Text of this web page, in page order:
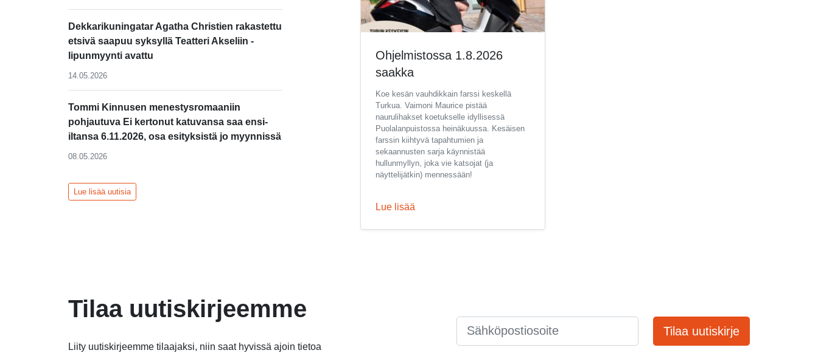
Dekkarikuningatar Agatha Christien rakastettu
etsivä saapuu syksyllä Teatteri Akseliin -
lipunmyynti avattu
14.05.2026
Tommi Kinnusen menestysromaaniin
pohjautuva Ei kertonut katuvansa saa ensi-
iltansa 6.11.2026, osa esityksistä jo myynnissä
08.05.2026
Lue lisää uutisia
Ohjelmistossa 1.8.2026
saakka
Koe kesän vauhdikkain farssi keskellä
Turkua. Vaimoni Maurice pistää
naurulihakset koetukselle idyllisessä
Puolalanpuistossa heinäkuussa. Kesäisen
farssin kiihtyvä tapahtumien ja
sekaannusten sarja käynnistää
hullunmyllyn, joka vie katsojat (ja
näyttelijätkin) mennessään!
Lue lisää
Tilaa uutiskirjeemme
Liity uutiskirjeemme tilaajaksi, niin saat hyvissä ajoin tietoa
Tilaa uutiskirje